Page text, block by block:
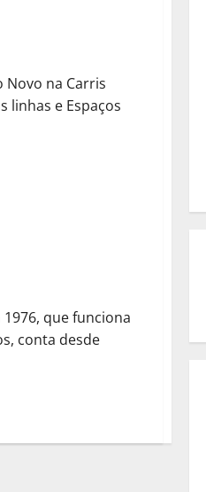
Novo na Carris
linhas e Espaços
que funciona
conta desde